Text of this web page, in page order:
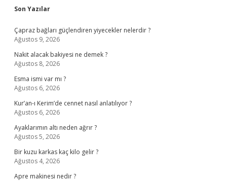
Sidebar
Son Yazılar
Çapraz bağları güçlendiren yiyecekler nelerdir ?
Ağustos 9, 2026
Nakit alacak bakiyesi ne demek ?
Ağustos 8, 2026
Esma ismi var mı ?
Ağustos 6, 2026
Kur’an-ı Kerim’de cennet nasıl anlatılıyor ?
Ağustos 6, 2026
Ayaklarımın altı neden ağrır ?
Ağustos 5, 2026
Bir kuzu karkas kaç kilo gelir ?
Ağustos 4, 2026
Apre makinesi nedir ?